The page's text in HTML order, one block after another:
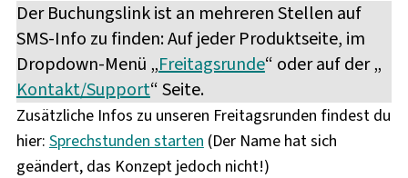
Der Buchungslink ist an mehreren Stellen auf
SMS-Info zu finden: Auf jeder Produktseite, im
Dropdown-Menü „Freitagsrunde“ oder auf der „
Kontakt/Support“ Seite.
Zusätzliche Infos zu unseren Freitagsrunden findest du
hier: Sprechstunden starten (Der Name hat sich
geändert, das Konzept jedoch nicht!)